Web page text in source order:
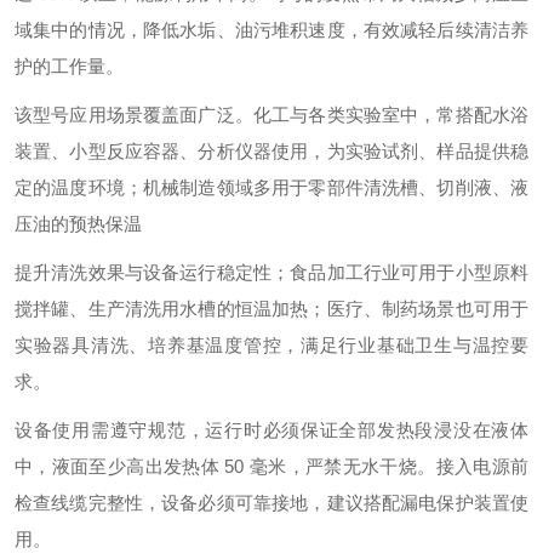
域集中的情况，降低水垢、油污堆积速度，有效减轻后续清洁养
护的工作量。
该型号应用场景覆盖面广泛。化工与各类实验室中，常搭配水浴
装置、小型反应容器、分析仪器使用，为实验试剂、样品提供稳
定的温度环境；机械制造领域多用于零部件清洗槽、切削液、液
压油的预热保温
提升清洗效果与设备运行稳定性；食品加工行业可用于小型原料
搅拌罐、生产清洗用水槽的恒温加热；医疗、制药场景也可用于
实验器具清洗、培养基温度管控，满足行业基础卫生与温控要
求。
设备使用需遵守规范，运行时必须保证全部发热段浸没在液体
中，液面至少高出发热体 50 毫米，严禁无水干烧。接入电源前
检查线缆完整性，设备必须可靠接地，建议搭配漏电保护装置使
用。